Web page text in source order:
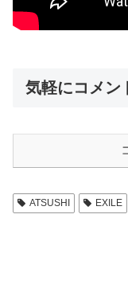
気軽にコメン
ATSUSHI EXILE